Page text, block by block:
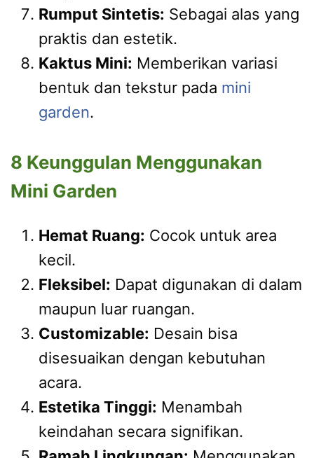
Rumput Sintetis: Sebagai alas yang
praktis dan estetik.
Kaktus Mini: Memberikan variasi
bentuk dan tekstur pada mini
garden.
8 Keunggulan Menggunakan
Mini Garden
Hemat Ruang: Cocok untuk area
kecil.
Fleksibel: Dapat digunakan di dalam
maupun luar ruangan.
Customizable: Desain bisa
disesuaikan dengan kebutuhan
acara.
Estetika Tinggi: Menambah
keindahan secara signifikan.